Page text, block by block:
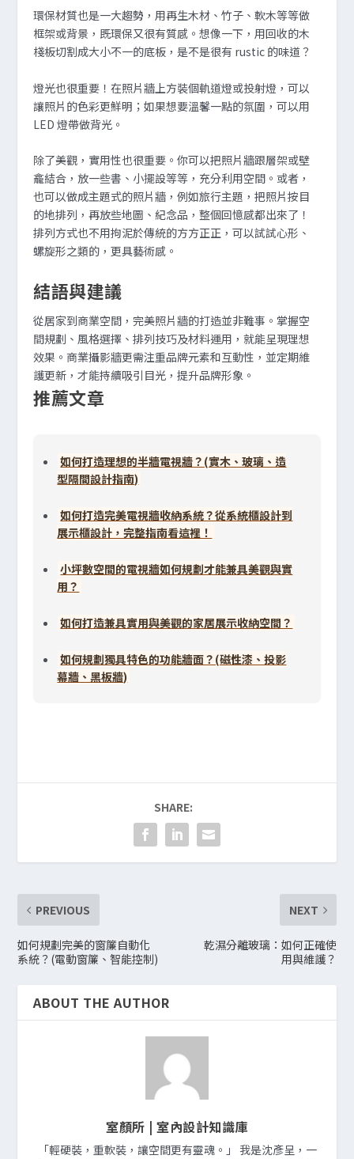
環保材質也是一大趨勢，用再生木材、竹子、軟木等等做
框架或背景，既環保又很有質感。想像一下，用回收的木
棧板切割成大小不一的底板，是不是很有 rustic 的味道？
燈光也很重要！在照片牆上方裝個軌道燈或投射燈，可以
讓照片的色彩更鮮明；如果想要溫馨一點的氛圍，可以用
LED 燈帶做背光。
除了美觀，實用性也很重要。你可以把照片牆跟層架或壁
龕結合，放一些書、小擺設等等，充分利用空間。或者，
也可以做成主題式的照片牆，例如旅行主題，把照片按目
的地排列，再放些地圖、紀念品，整個回憶感都出來了！
排列方式也不用拘泥於傳統的方方正正，可以試試心形、
螺旋形之類的，更具藝術感。
結語與建議
從居家到商業空間，完美照片牆的打造並非難事。掌握空
間規劃、風格選擇、排列技巧及材料運用，就能呈現理想
效果。商業攝影牆更需注重品牌元素和互動性，並定期維
護更新，才能持續吸引目光，提升品牌形象。
推薦文章
如何打造理想的半牆電視牆？(實木、玻璃、造
型隔間設計指南)
如何打造完美電視牆收納系統？從系統櫃設計到
展示櫃設計，完整指南看這裡！
小坪數空間的電視牆如何規劃才能兼具美觀與實
用？
如何打造兼具實用與美觀的家居展示收納空間？
如何規劃獨具特色的功能牆面？(磁性漆、投影
幕牆、黑板牆)
SHARE:
PREVIOUS
如何規劃完美的窗簾自動化
系統？(電動窗簾、智能控制)
NEXT
乾濕分離玻璃：如何正確使
用與維護？
ABOUT THE AUTHOR
室顏所 | 室內設計知識庫
「輕硬裝，重軟裝，讓空間更有靈魂。」 我是沈彥呈，一